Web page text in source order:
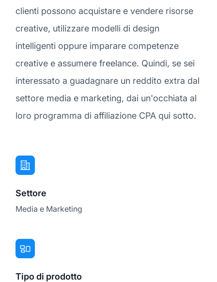
clienti possono acquistare e vendere risorse
creative, utilizzare modelli di design
intelligenti oppure imparare competenze
creative e assumere freelance. Quindi, se sei
interessato a guadagnare un reddito extra dal
settore media e marketing, dai un'occhiata al
loro programma di affiliazione CPA qui sotto.
Settore
Media e Marketing
Tipo di prodotto